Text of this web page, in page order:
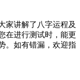
家讲解了八字运程及
在进行测试时，能更
。如有错漏，欢迎指